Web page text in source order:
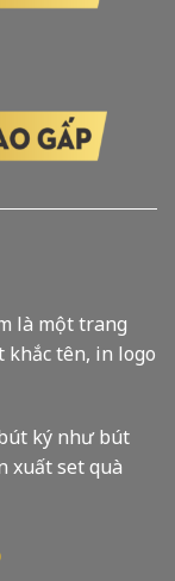
là một trang
khắc tên, in logo
ký như bút
xuất set quà